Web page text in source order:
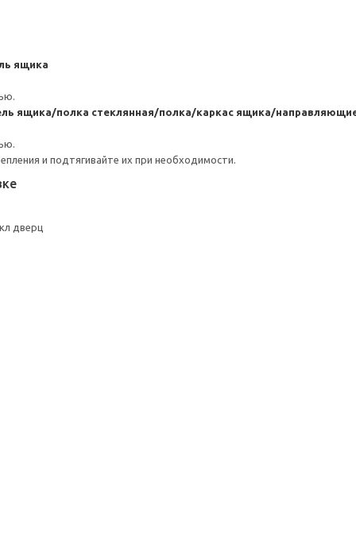
ящика
ящика/полка стеклянная/полка/каркас ящика/
и подтягивайте их при необходимости.
дверц